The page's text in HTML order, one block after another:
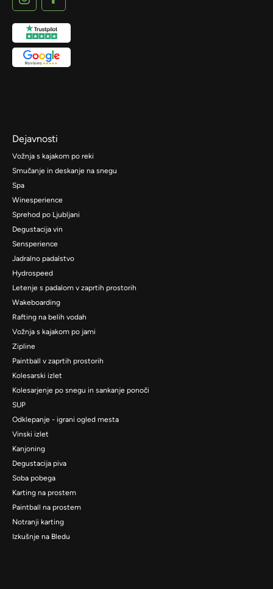
Dejavnosti
Vožnja s kajakom po reki
Smučanje in deskanje na snegu
Spa
Winesperience
Sprehod po Ljubljani
Degustacija vin
Sensperience
Jadralno padalstvo
Hydrospeed
Letenje s padalom v zaprtih prostorih
Wakeboarding
Rafting na belih vodah
Vožnja s kajakom po jami
Zipline
Paintball v zaprtih prostorih
Kolesarski izlet
Kolesarjenje po snegu in sankanje ponoči
SUP
Odklepanje - igrani ogled mesta
Vinski izlet
Kanjoning
Degustacija piva
Soba pobega
Karting na prostem
Paintball na prostem
Notranji karting
Izkušnje na Bledu